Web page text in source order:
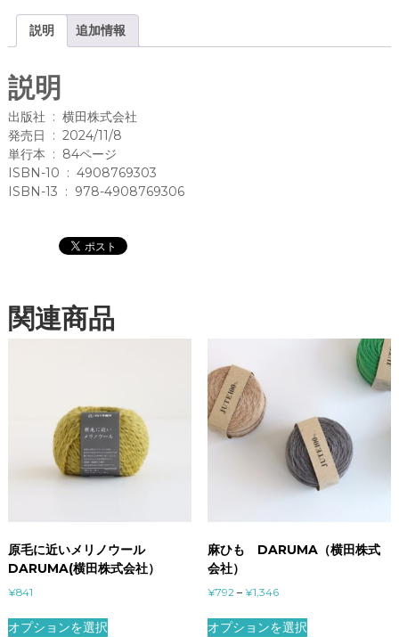
(
横
田
株
式
会
社
c
b
o
o
k
it
te
説明 追加情報
説明
出版社 ‏ : ‎ 横田株式会社
発売日 ‏ : ‎ 2024/11/8
単行本 ‏ : ‎ 84ページ
ISBN-10 ‏ : ‎ 4908769303
ISBN-13 ‏ : ‎ 978-4908769306
関連商品
原毛に近いメリノウール
DARUMA(横田株式会社）
¥841
オプションを選択
麻ひも DARUMA（横田株式
会社）
¥792– ¥1,346
オプションを選択